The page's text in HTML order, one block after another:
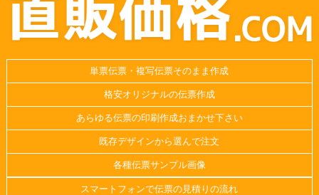
単票伝票・複写伝票そのまま作成
格安オリジナルの伝票作成
あらゆる伝票の印刷作成おまかせ下さい
既存デザインから選んで注文
各種伝票サンプル画像
スマートフォンで伝票の見積りの流れ